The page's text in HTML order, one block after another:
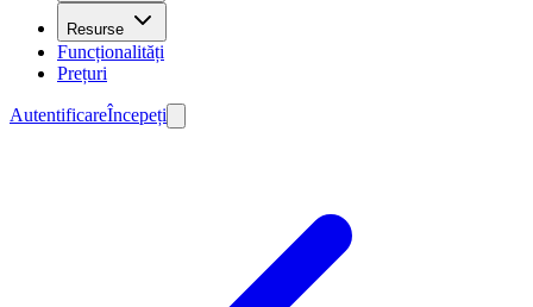
Resurse
Funcționalități
Prețuri
AutentificareÎncepeți